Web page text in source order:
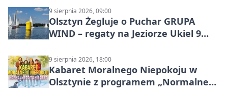
9 sierpnia 2026, 09:00
Olsztyn Żegluje o Puchar GRUPA
WIND – regaty na Jeziorze Ukiel 9
9 sierpnia 2026, 18:00
Kabaret Moralnego Niepokoju w
Olsztynie z programem „Normalne